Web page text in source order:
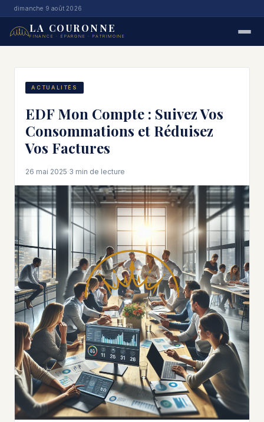
dimanche 9 août 2026
LA COURONNE
FINANCE · ÉPARGNE · PATRIMOINE
ACTUALITÉS
EDF Mon Compte : Suivez Vos
Consommations et Réduisez
Vos Factures
26 mai 2025·3 min de lecture